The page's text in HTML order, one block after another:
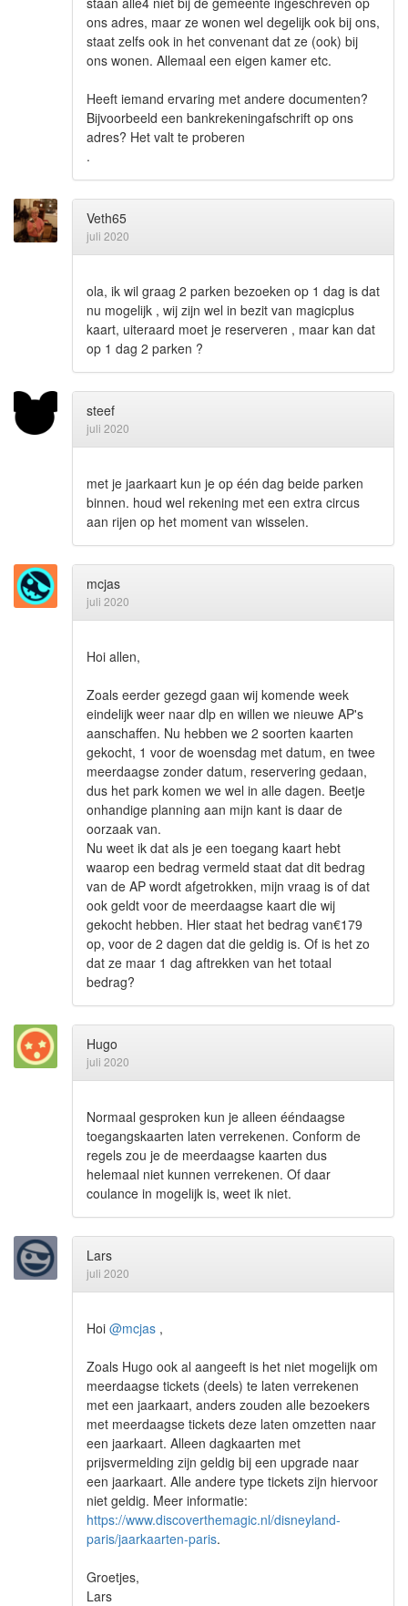
ons adres, maar ze wonen wel degelijk ook bij ons,
staat zelfs ook in het convenant dat ze (ook) bij
ons wonen. Allemaal een eigen kamer etc.
Heeft iemand ervaring met andere documenten?
Bijvoorbeeld een bankrekeningafschrift op ons
adres? Het valt te proberen
.
Veth65
juli 2020
ola, ik wil graag 2 parken bezoeken op 1 dag is dat
nu mogelijk , wij zijn wel in bezit van magicplus
kaart, uiteraard moet je reserveren , maar kan dat
op 1 dag 2 parken ?
steef
juli 2020
met je jaarkaart kun je op één dag beide parken
binnen. houd wel rekening met een extra circus
aan rijen op het moment van wisselen.
mcjas
juli 2020
Hoi allen,
Zoals eerder gezegd gaan wij komende week
eindelijk weer naar dlp en willen we nieuwe AP's
aanschaffen. Nu hebben we 2 soorten kaarten
gekocht, 1 voor de woensdag met datum, en twee
meerdaagse zonder datum, reservering gedaan,
dus het park komen we wel in alle dagen. Beetje
onhandige planning aan mijn kant is daar de
oorzaak van.
Nu weet ik dat als je een toegang kaart hebt
waarop een bedrag vermeld staat dat dit bedrag
van de AP wordt afgetrokken, mijn vraag is of dat
ook geldt voor de meerdaagse kaart die wij
gekocht hebben. Hier staat het bedrag van€179
op, voor de 2 dagen dat die geldig is. Of is het zo
dat ze maar 1 dag aftrekken van het totaal
bedrag?
Hugo
juli 2020
Normaal gesproken kun je alleen ééndaagse
toegangskaarten laten verrekenen. Conform de
regels zou je de meerdaagse kaarten dus
helemaal niet kunnen verrekenen. Of daar
coulance in mogelijk is, weet ik niet.
Lars
juli 2020
Hoi @mcjas ,
Zoals Hugo ook al aangeeft is het niet mogelijk om
meerdaagse tickets (deels) te laten verrekenen
met een jaarkaart, anders zouden alle bezoekers
met meerdaagse tickets deze laten omzetten naar
een jaarkaart. Alleen dagkaarten met
prijsvermelding zijn geldig bij een upgrade naar
een jaarkaart. Alle andere type tickets zijn hiervoor
niet geldig. Meer informatie:
https://www.discoverthemagic.nl/disneyland-
paris/jaarkaarten-paris.
Groetjes,
Lars